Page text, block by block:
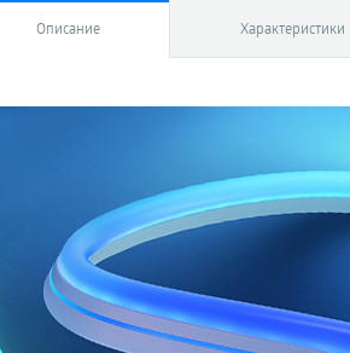
Описание Характеристики